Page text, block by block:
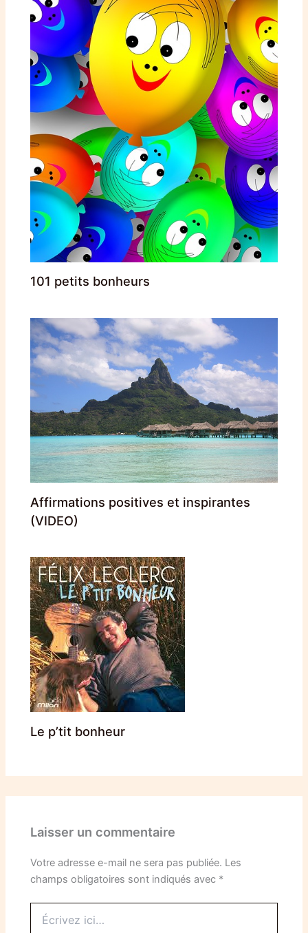
101 petits bonheurs
Affirmations positives et inspirantes
(VIDEO)
Le p’tit bonheur
Laisser un commentaire
Votre adresse e-mail ne sera pas publiée. Les
champs obligatoires sont indiqués avec *
ici…